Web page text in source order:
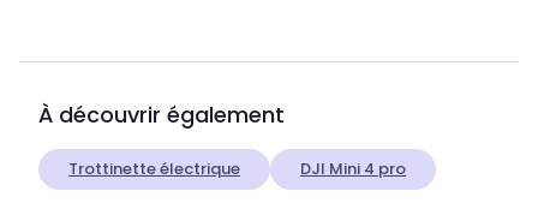
À découvrir également
Trottinette électrique DJI Mini 4 pro